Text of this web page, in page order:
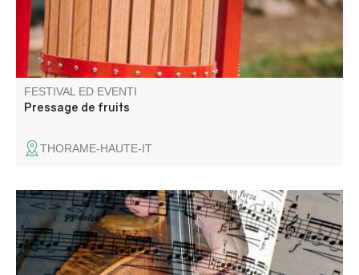
FESTIVAL ED EVENTI
Pressage de fruits
THORAME-HAUTE-IT
Concerti di musica classica e jazz.